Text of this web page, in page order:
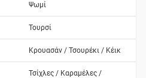
Ψωμί
Τουρσί
Κρουασάν / Τσουρέκι / Κέικ
Τσίχλες / Καραμέλες /